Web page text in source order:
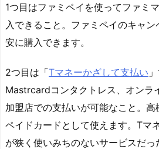
1つ目はファミペイを使ってファミ
入できること。ファミペイのキャ
安に購入できます。
2つ目は「Tマネーかざして支払い
Mastrcardコンタクトレス、オンラ
加盟店での支払いが可能なこと。
ペイドカードとして使えます。Tマ
が狭く使いみちのないサービスだっ